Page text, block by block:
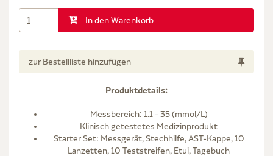
In den Warenkorb
zur Bestellliste hinzufügen
Produktdetails:
Messbereich: 1.1 - 35 (mmol/L)
Klinisch getestetes Medizinprodukt
Starter Set: Messgerät, Stechhilfe, AST-Kappe, 10
Lanzetten, 10 Teststreifen, Etui, Tagebuch